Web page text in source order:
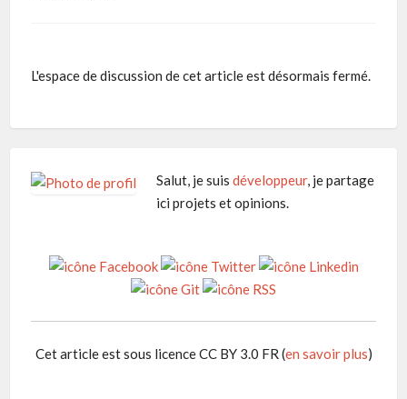
L'espace de discussion de cet article est désormais fermé.
Salut, je suisdéveloppeur, je partage
ici projets et opinions.
Cet article est sous licence CC BY 3.0 FR (en savoir plus)